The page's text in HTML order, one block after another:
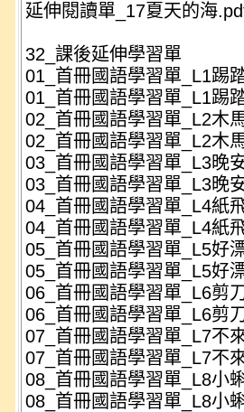
延伸閱讀單_17夏天的海
32_課後延伸學習單
01_首冊國語學習單_L1踢
01_首冊國語學習單_L1踢
02_首冊國語學習單_L2木
02_首冊國語學習單_L2木
03_首冊國語學習單_L3晚
03_首冊國語學習單_L3晚
04_首冊國語學習單_L4紙
04_首冊國語學習單_L4紙
05_首冊國語學習單_L5好
05_首冊國語學習單_L5好
06_首冊國語學習單_L6剪
06_首冊國語學習單_L6剪
07_首冊國語學習單_L7不
07_首冊國語學習單_L7不
08_首冊國語學習單_L8小
08_首冊國語學習單_L8小